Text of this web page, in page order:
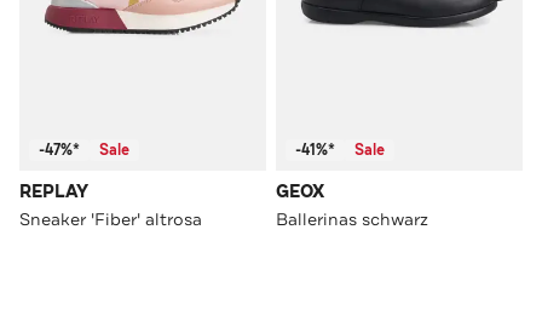
-47%* Sale
REPLAY
Sneaker 'Fiber' altrosa
-41%* Sale
GEOX
Ballerinas schwarz